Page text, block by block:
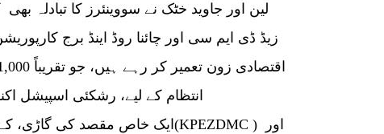
لین اور جاوید خٹک نے سووینئرز کا تبادلہ
زیڈ ڈی ایم سی اور چائنا روڈ اینڈ برج
انتظام کے لیے، رشکئی اسپیشل